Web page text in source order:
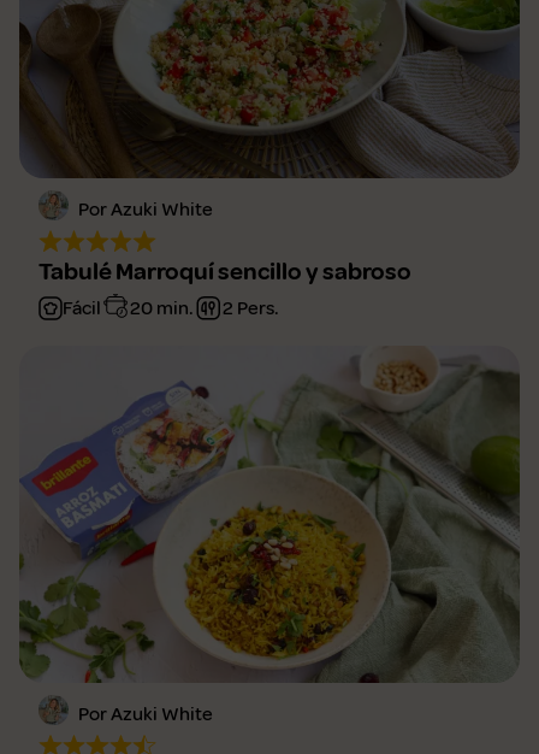
Por Azuki White
Tabulé Marroquí sencillo y sabroso
Fácil 20 min. 2 Pers.
Por Azuki White